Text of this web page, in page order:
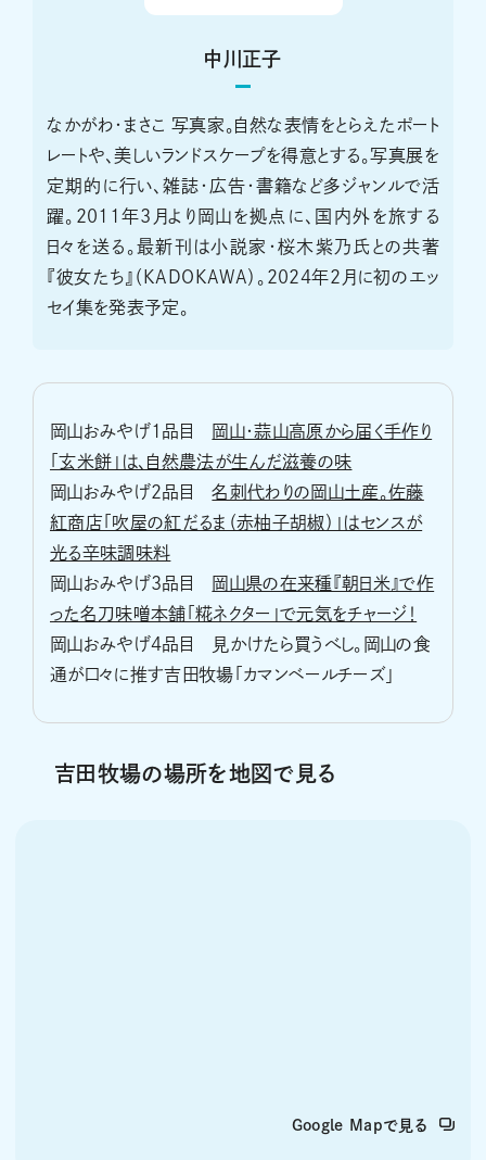
中川正子
なかがわ・まさこ 写真家。自然な表情をとらえたポート
レートや、美しいランドスケープを得意とする。写真展を
定期的に行い、雑誌・広告・書籍など多ジャンルで活
躍。2011年3月より岡山を拠点に、国内外を旅する
日々を送る。最新刊は小説家・桜木紫乃氏との共著
『彼女たち』（KADOKAWA）。2024年2月に初のエッ
セイ集を発表予定。
岡山おみやげ1品目
岡山・蒜山高原から届く手作り
「玄米餅」は、自然農法が生んだ滋養の味
岡山おみやげ2品目名刺代わりの岡山土産。佐藤
紅商店「吹屋の紅だるま（赤柚子胡椒）」はセンスが
光る辛味調味料
岡山おみやげ3品目
岡山県の在来種『朝日米』で作
った名刀味噌本舗「糀ネクター」で元気をチャージ！
岡山おみやげ4品目 見かけたら買うべし。岡山の食
通が口々に推す吉田牧場「カマンベールチーズ」
吉田牧場の場所を地図で見る
Google Mapで見る